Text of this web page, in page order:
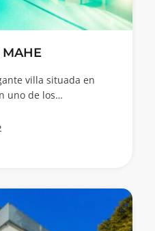
villa situada en
uno de los…